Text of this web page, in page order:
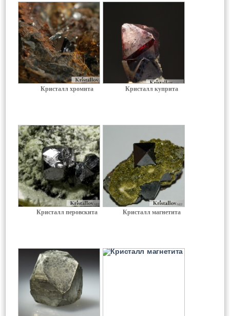
Кристалл хромита Кристалл куприта
Кристалл перовскита Кристалл магнетита